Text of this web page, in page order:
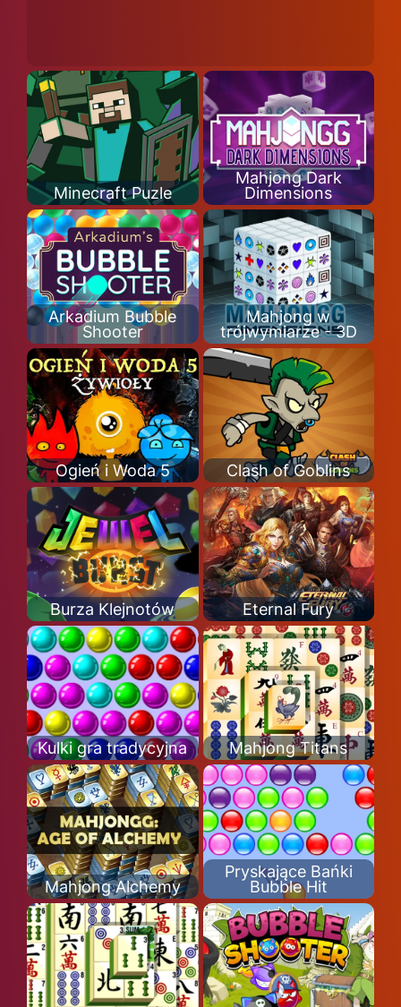
Minecraft Puzle
Mahjong Dark
Dimensions
Arkadium Bubble
Shooter
Mahjong w
trójwymiarze - 3D
Ogień i Woda 5 Clash of Goblins
Burza Klejnotów Eternal Fury
Kulki gra tradycyjna Mahjong Titans
Mahjong Alchemy
Pryskające Bańki
Bubble Hit